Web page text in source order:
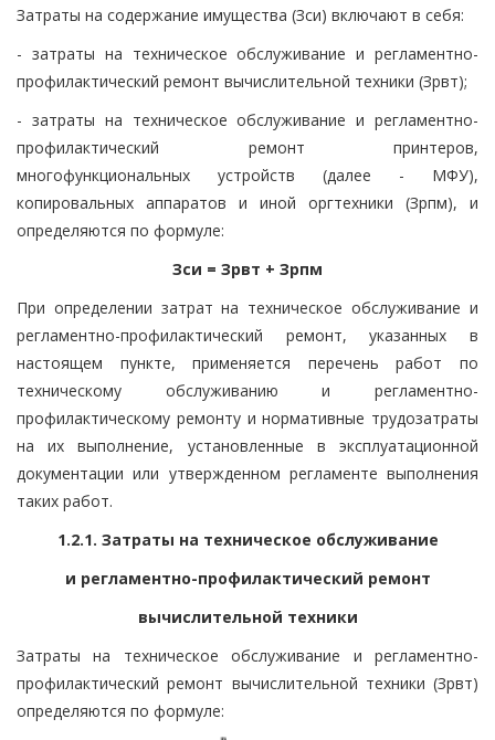
Затраты на содержание имущества (Зси) включают в себя:
- затраты на техническое обслуживание и регламентно-
профилактический ремонт вычислительной техники (Зрвт);
- затраты на техническое обслуживание и регламентно-
профилактический ремонт принтеров,
многофункциональных устройств (далее - МФУ),
копировальных аппаратов и иной оргтехники (Зрпм), и
определяются по формуле:
Зси = Зрвт + Зрпм
При определении затрат на техническое обслуживание и
регламентно-профилактический ремонт, указанных в
настоящем пункте, применяется перечень работ по
техническому обслуживанию и регламентно-
профилактическому ремонту и нормативные трудозатраты
на их выполнение, установленные в эксплуатационной
документации или утвержденном регламенте выполнения
таких работ.
1.2.1. Затраты на техническое обслуживание
и регламентно-профилактический ремонт
вычислительной техники
Затраты на техническое обслуживание и регламентно-
профилактический ремонт вычислительной техники (Зрвт)
определяются по формуле: